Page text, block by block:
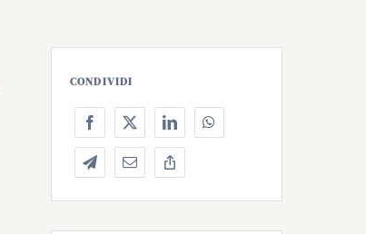
CONDIVIDI